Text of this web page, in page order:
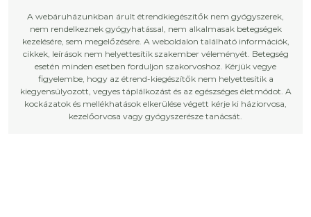
A webáruházunkban árult étrendkiegészítők nem gyógyszerek,
nem rendelkeznek gyógyhatással, nem alkalmasak betegségek
kezelésére, sem megelőzésére. A weboldalon található információk,
cikkek, leírások nem helyettesítik szakember véleményét. Betegség
esetén minden esetben forduljon szakorvoshoz. Kérjük vegye
figyelembe, hogy az étrend-kiegészítők nem helyettesítik a
kiegyensúlyozott, vegyes táplálkozást és az egészséges életmódot. A
kockázatok és mellékhatások elkerülése végett kérje ki háziorvosa,
kezelőorvosa vagy gyógyszerésze tanácsát.